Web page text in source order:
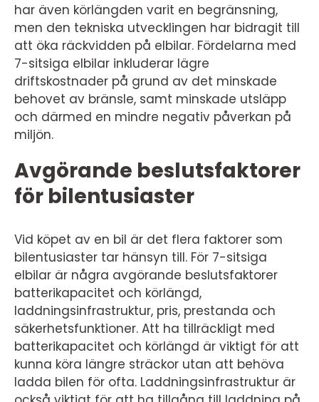
har även körlängden varit en begränsning,
men den tekniska utvecklingen har bidragit till
att öka räckvidden på elbilar. Fördelarna med
7-sitsiga elbilar inkluderar lägre
driftskostnader på grund av det minskade
behovet av bränsle, samt minskade utsläpp
och därmed en mindre negativ påverkan på
miljön.
Avgörande beslutsfaktorer
för bilentusiaster
Vid köpet av en bil är det flera faktorer som
bilentusiaster tar hänsyn till. För 7-sitsiga
elbilar är några avgörande beslutsfaktorer
batterikapacitet och körlängd,
laddningsinfrastruktur, pris, prestanda och
säkerhetsfunktioner. Att ha tillräckligt med
batterikapacitet och körlängd är viktigt för att
kunna köra längre sträckor utan att behöva
ladda bilen för ofta. Laddningsinfrastruktur är